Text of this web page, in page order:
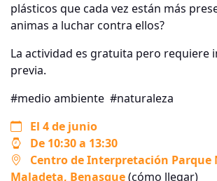
plásticos que cada vez están más
animas a luchar contra ellos?
La actividad es gratuita pero requiere
previa.
#medio ambiente #naturaleza
El 4 de junio
De 10:30 a 13:30
Centro de Interpretación Parque
Maladeta, Benasque(cómo llegar)